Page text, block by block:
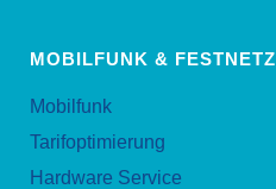
MOBILFUNK & FESTNETZ
Mobilfunk
Tarifoptimierung
Hardware Service